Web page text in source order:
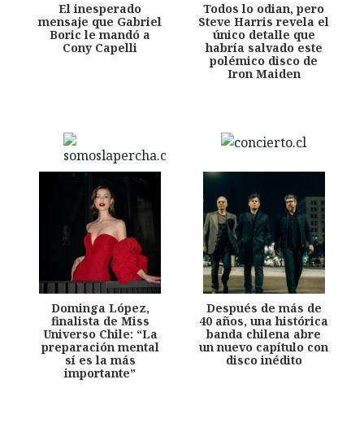
El inesperado
mensaje que Gabriel
Boric le mandó a
Cony Capelli
Todos lo odian, pero
Steve Harris revela el
único detalle que
habría salvado este
polémico disco de
Iron Maiden
Dominga López,
finalista de Miss
Universo Chile: “La
preparación mental
sí es la más
importante”
Después de más de
40 años, una histórica
banda chilena abre
un nuevo capítulo con
disco inédito